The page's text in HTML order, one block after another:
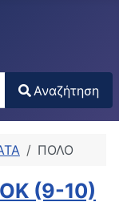
for results.
Αναζήτηση
ΠΟΛΟ
(9-10)